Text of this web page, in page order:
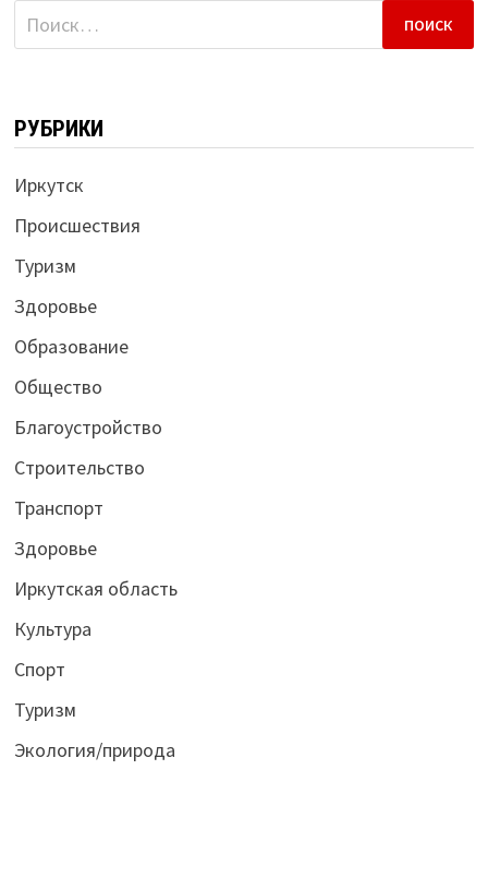
Найти:
РУБРИКИ
Иркутск
Происшествия
Туризм
Здоровье
Образование
Общество
Благоустройство
Строительство
Транспорт
Здоровье
Иркутская область
Культура
Спорт
Туризм
Экология/природа